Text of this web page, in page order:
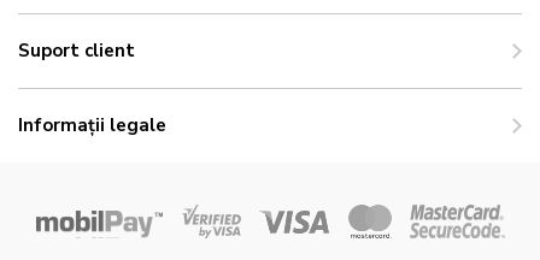
Suport client
Informații legale